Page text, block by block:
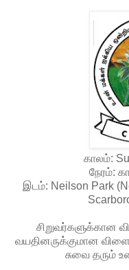
காலம்:
நேரம்:
இடம்: Neilson Park
சிறுவர்களுக்கான
வயதினருக்குமான
சுவை தரும்